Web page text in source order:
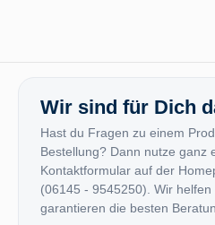
Wir sind für Dich
Hast du Fragen zu einem
Bestellung? Dann nutze ganz
Kontaktformular auf der
(06145 - 9545250). Wir
garantieren die besten